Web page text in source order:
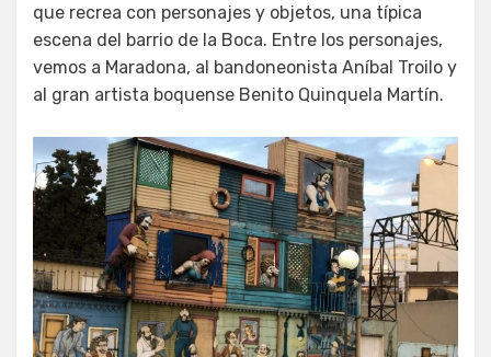
que recrea con personajes y objetos, una típica
escena del barrio de la Boca. Entre los personajes,
vemos a Maradona, al bandoneonista Aníbal Troilo y
al gran artista boquense Benito Quinquela Martín.